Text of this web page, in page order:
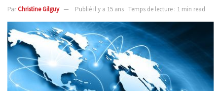
ParChristine Gilguy Publié il y a 15 ans Temps de lecture : 1 min read